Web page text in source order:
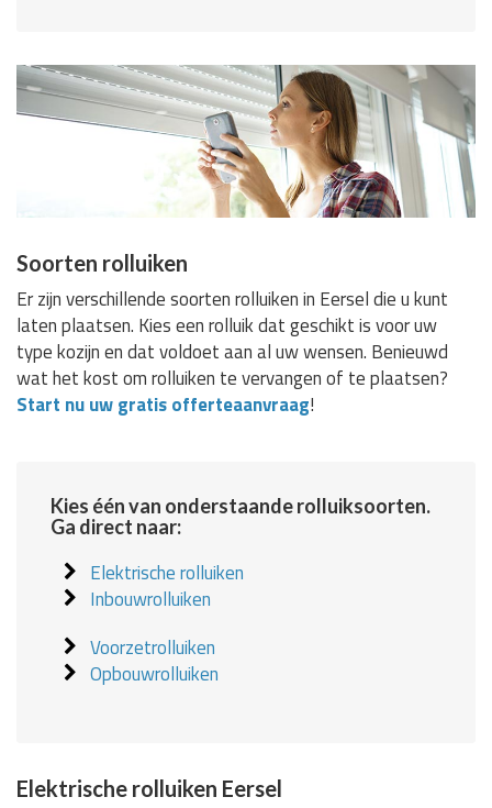
Soorten rolluiken
Er zijn verschillende soorten rolluiken in Eersel die u kunt
laten plaatsen. Kies een rolluik dat geschikt is voor uw
type kozijn en dat voldoet aan al uw wensen. Benieuwd
wat het kost om rolluiken te vervangen of te plaatsen?
Start nu uw gratis offerteaanvraag!
Kies één van onderstaande rolluiksoorten.
Ga direct naar:
Elektrische rolluiken
Inbouwrolluiken
Voorzetrolluiken
Opbouwrolluiken
Elektrische rolluiken Eersel